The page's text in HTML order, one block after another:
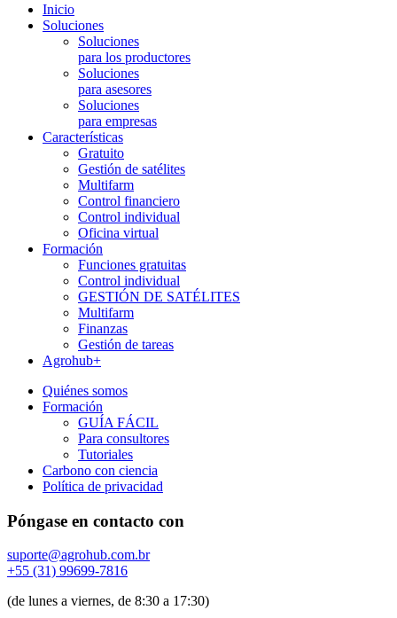
Inicio
Soluciones
Soluciones
para los productores
Soluciones
para asesores
Soluciones
para empresas
Características
Gratuito
Gestión de satélites
Multifarm
Control financiero
Control individual
Oficina virtual
Formación
Funciones gratuitas
Control individual
GESTIÓN DE SATÉLITES
Multifarm
Finanzas
Gestión de tareas
Agrohub+
Quiénes somos
Formación
GUÍA FÁCIL
Para consultores
Tutoriales
Carbono con ciencia
Política de privacidad
Póngase en contacto con
suporte@agrohub.com.br
+55 (31) 99699-7816
(de lunes a viernes, de 8:30 a 17:30)